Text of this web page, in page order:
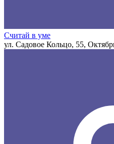
Считай в уме
ул. Садовое Кольцо, 55,